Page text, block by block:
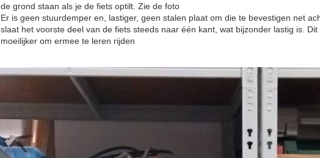
de grond staan als je de fiets optilt. Zie de foto
Er is geen stuurdemper en, lastiger, geen stalen plaat om die te bevestigen net
slaat het voorste deel van de fiets steeds naar één kant, wat bijzonder lastig is.
moeilijker om ermee te leren rijden